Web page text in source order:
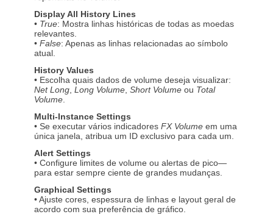
Display All History Lines
• True: Mostra linhas históricas de todas as moedas
relevantes.
• False: Apenas as linhas relacionadas ao símbolo
atual.
History Values
• Escolha quais dados de volume deseja visualizar:
Net Long Long Volume Short Volume ou Total
Volume
Multi-Instance Settings
• Se executar vários indicadores FX Volume em uma
única janela, atribua um ID exclusivo para cada um.
Alert Settings
• Configure limites de volume ou alertas de pico—
para estar sempre ciente de grandes mudanças.
Graphical Settings
• Ajuste cores, espessura de linhas e layout geral de
acordo com sua preferência de gráfico.